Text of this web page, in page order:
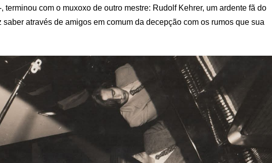
terminou com o muxoxo de outro mestre: Rudolf Kehrer, um ardente fã do
através de amigos em comum da decepção com os rumos que sua